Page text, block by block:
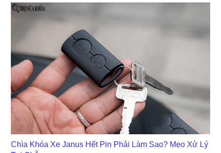
Chìa Khóa Xe Janus Hết Pin Phải Làm Sao? Mẹo Xử Lý